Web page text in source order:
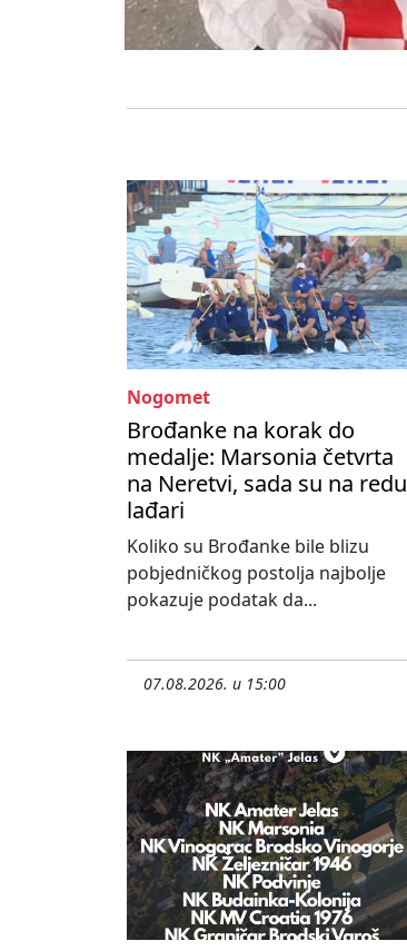
Nogomet
Brođanke na korak do
medalje: Marsonia četvrta
na Neretvi, sada su na redu
lađari
Koliko su Brođanke bile blizu
pobjedničkog postolja najbolje
pokazuje podatak da...
07.08.2026. u 15:00